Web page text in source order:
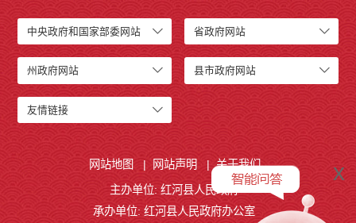
中央政府和国家部委网站 省政府网站
州政府网站 县市政府网站
友情链接
x
网站地图 | 网站声明 | 关于我们
主办单位: 红河县人民政府
承办单位: 红河县人民政府办公室